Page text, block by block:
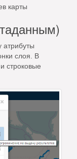
карты
атрибуты
слоя. В
строковые